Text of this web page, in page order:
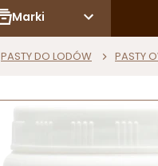
Marki
PASTY DO LODÓW PASTY